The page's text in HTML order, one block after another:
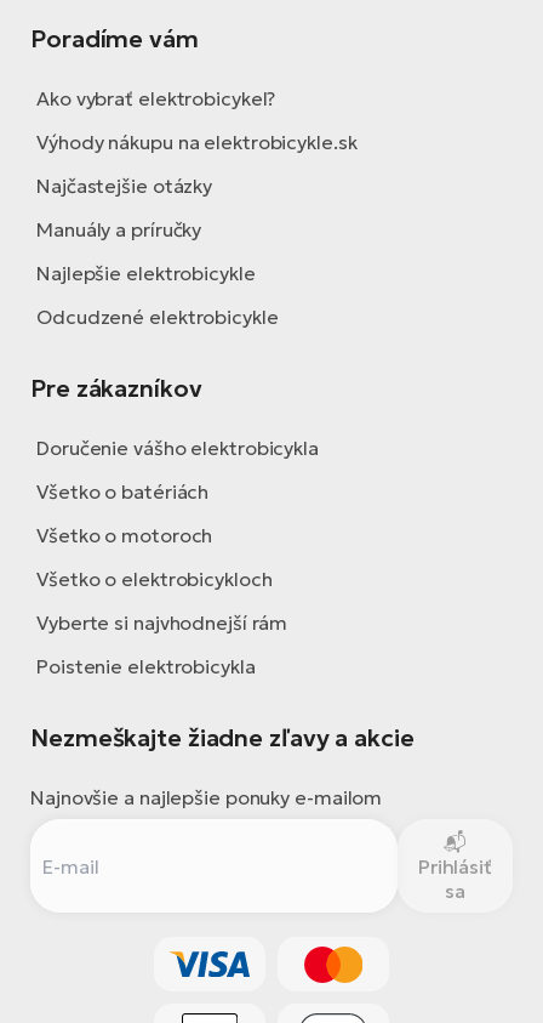
Poradíme vám
Ako vybrať elektrobicykel?
Výhody nákupu na elektrobicykle.sk
Najčastejšie otázky
Manuály a príručky
Najlepšie elektrobicykle
Odcudzené elektrobicykle
Pre zákazníkov
Doručenie vášho elektrobicykla
Všetko o batériách
Všetko o motoroch
Všetko o elektrobicykloch
Vyberte si najvhodnejší rám
Poistenie elektrobicykla
Nezmeškajte žiadne zľavy a akcie
Najnovšie a najlepšie ponuky e-mailom
Prihlásiť
sa